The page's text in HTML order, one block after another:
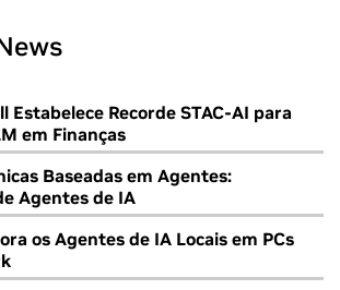
Estabelece Recorde STAC-AI para
em Finanças
Baseadas em Agentes:
Agentes de IA
os Agentes de IA Locais em PCs